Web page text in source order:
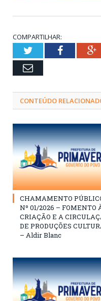
COMPARTILHAR:
TwitterFacebook
Email
CONTEÚDO
CHAMAMENTO
Nº 01/2026 – FOMENTO
CRIAÇÃO E A
DE PRODUÇÕES
– Aldir Blanc